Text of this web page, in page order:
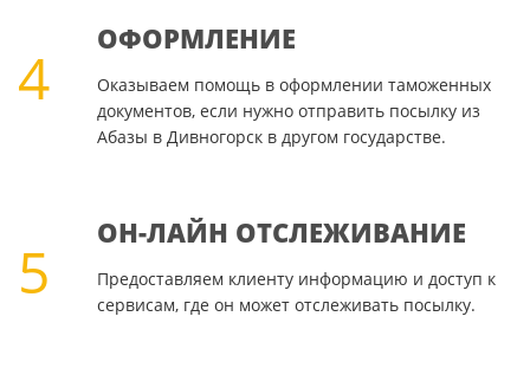
4
ОФОРМЛЕНИЕ
Оказываем помощь в оформлении таможенных
документов, если нужно отправить посылку из
Абазы в Дивногорск в другом государстве.
5
ОН-ЛАЙН ОТСЛЕЖИВАНИЕ
Предоставляем клиенту информацию и доступ к
сервисам, где он может отслеживать посылку.